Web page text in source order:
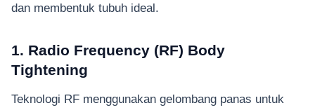
dan membentuk tubuh ideal.
1. Radio Frequency (RF) Body
Tightening
Teknologi RF menggunakan gelombang panas untuk